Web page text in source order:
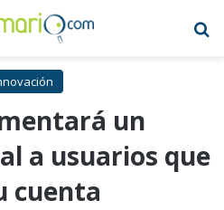
un
a usuarios que
cuenta